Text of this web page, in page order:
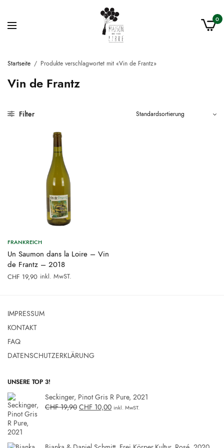
0
Startseite / Produkte verschlagwortet mit «Vin de Frantz»
Vin de Frantz
Filter
FRANKREICH
Un Saumon dans la Loire – Vin
de Frantz – 2018
CHF 19,90 inkl. MwST.
IMPRESSUM
KONTAKT
FAQ
DATENSCHUTZERKLÄRUNG
UNSERE TOP 3!
Seckinger, Pinot Gris R Pure, 2021
CHF19,90 CHF 10,00 inkl. MwST.